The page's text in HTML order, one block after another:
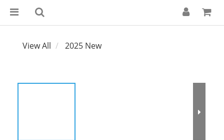
View All 2025 New